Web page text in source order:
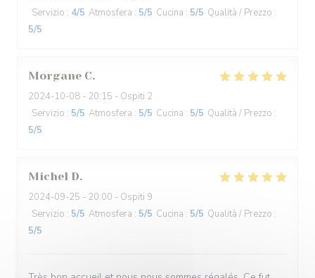
Servizio : 4/5 Atmosfera : 5/5 Cucina : 5/5 Qualità / Prezzo :
5/5
Morgane C
2024-10-08 - 20:15 - Ospiti 2
Servizio : 5/5 Atmosfera : 5/5 Cucina : 5/5 Qualità / Prezzo :
5/5
Michel D
2024-09-25 - 20:00 - Ospiti 9
Servizio : 5/5 Atmosfera : 5/5 Cucina : 5/5 Qualità / Prezzo :
5/5